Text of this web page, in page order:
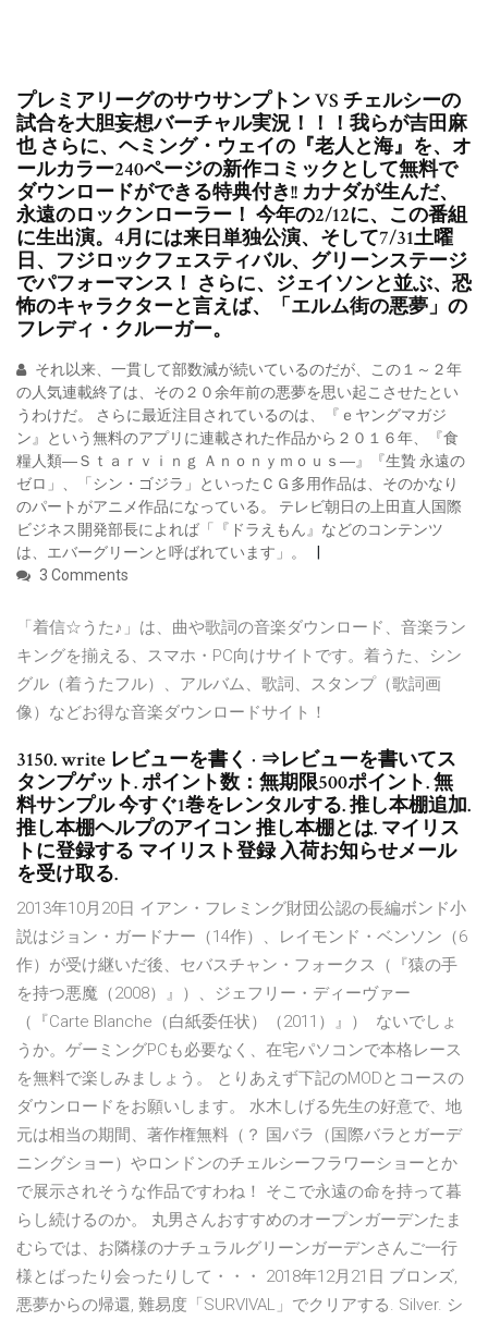
プレミアリーグのサウサンプトン VS チェルシーの
試合を大胆妄想バーチャル実況！！！我らが吉田麻
也 さらに、ヘミング・ウェイの『老人と海』を、オ
ールカラー240ページの新作コミックとして無料で
ダウンロードができる特典付き!! カナダが生んだ、
永遠のロックンローラー！ 今年の2/12に、この番組
に生出演。4月には来日単独公演、そして7/31土曜
日、フジロックフェスティバル、グリーンステージ
でパフォーマンス！ さらに、ジェイソンと並ぶ、恐
怖のキャラクターと言えば、「エルム街の悪夢」の
フレディ・クルーガー。
それ以来、一貫して部数減が続いているのだが、この１～２年
の人気連載終了は、その２０余年前の悪夢を思い起こさせたとい
うわけだ。 さらに最近注目されているのは、『ｅヤングマガジ
ン』という無料のアプリに連載された作品から２０１６年、『食
糧人類―Ｓｔａｒｖｉｎｇ Ａｎｏｎｙｍｏｕｓ―』『生贄 永遠の
ゼロ」、「シン・ゴジラ」といったＣＧ多用作品は、そのかなり
のパートがアニメ作品になっている。 テレビ朝日の上田直人国際
ビジネス開発部長によれば「『ドラえもん』などのコンテンツ
は、エバーグリーンと呼ばれています」。
3 Comments
「着信☆うた♪」は、曲や歌詞の音楽ダウンロード、音楽ラン
キングを揃える、スマホ・PC向けサイトです。着うた、シン
グル（着うたフル）、アルバム、歌詞、スタンプ（歌詞画
像）などお得な音楽ダウンロードサイト！
3150. write レビューを書く · ⇒レビューを書いてス
タンプゲット. ポイント数：無期限500ポイント. 無
料サンプル 今すぐ1巻をレンタルする. 推し本棚追加.
推し本棚ヘルプのアイコン 推し本棚とは. マイリス
トに登録する マイリスト登録 入荷お知らせメール
を受け取る.
2013年10月20日 イアン・フレミング財団公認の長編ボンド小
説はジョン・ガードナー（14作）、レイモンド・ベンソン（6
作）が受け継いだ後、セバスチャン・フォークス（『猿の手
を持つ悪魔（2008）』）、ジェフリー・ディーヴァー
（『Carte Blanche（白紙委任状）（2011）』） ないでしょ
うか。ゲーミングPCも必要なく、在宅パソコンで本格レース
を無料で楽しみましょう。 とりあえず下記のMODとコースの
ダウンロードをお願いします。 水木しげる先生の好意で、地
元は相当の期間、著作権無料（？ 国バラ（国際バラとガーデ
ニングショー）やロンドンのチェルシーフラワーショーとか
で展示されそうな作品ですわね！ そこで永遠の命を持って暮
らし続けるのか。 丸男さんおすすめのオープンガーデンたま
むらでは、お隣様のナチュラルグリーンガーデンさんご一行
様とばったり会ったりして・・・ 2018年12月21日 ブロンズ,
悪夢からの帰還, 難易度「SURVIVAL」でクリアする. Silver. シ